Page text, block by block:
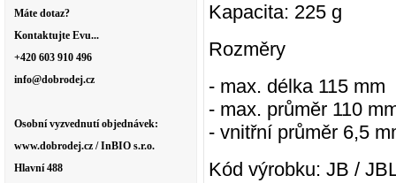
Máte dotaz?
Kontaktujte Evu...
+420 603 910 496
info@dobrodej.cz
Osobní vyzvednutí objednávek:
www.dobrodej.cz / InBIO s.r.o.
Hlavní 488
Kapacita: 225 g
Rozměry
- max. délka 115 mm
- max. průměr 110
- vnitřní průměr 6,5
Kód výrobku: JB /